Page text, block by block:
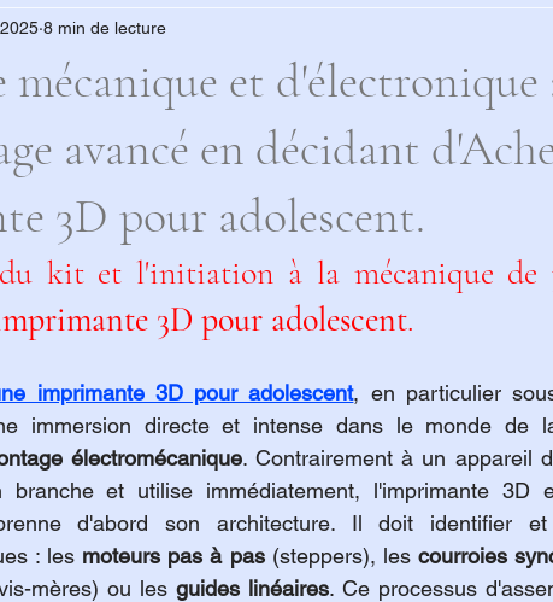
creality
mécanique et d'électronique
avancé en décidant
3D pour adolescent.
8 min de lecture
3D pour adolescent.
imprimante 3D pour adolescent, en particulier
immersion directe et intense dans le monde de
électromécanique. Contrairement à un appareil
branche et utilise immédiatement, l'imprimante 3D
d'abord son architecture. Il doit identifier
: les moteurs pas à pas (steppers), les courroies
mères) ou les guides linéaires. Ce processus